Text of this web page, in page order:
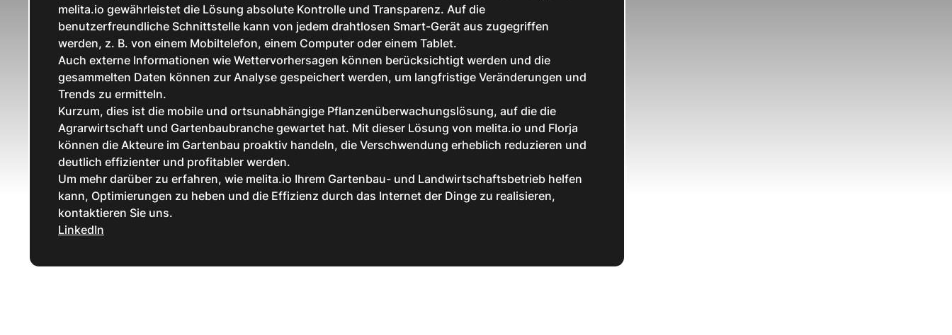
melita.io gewährleistet die Lösung absolute Kontrolle und Transparenz. Auf die
benutzerfreundliche Schnittstelle kann von jedem drahtlosen Smart-Gerät aus zugegriffen
werden, z. B. von einem Mobiltelefon, einem Computer oder einem Tablet.
Auch externe Informationen wie Wettervorhersagen können berücksichtigt werden und die
gesammelten Daten können zur Analyse gespeichert werden, um langfristige Veränderungen und
Trends zu ermitteln.
Kurzum, dies ist die mobile und ortsunabhängige Pflanzenüberwachungslösung, auf die die
Agrarwirtschaft und Gartenbaubranche gewartet hat. Mit dieser Lösung von melita.io und Florja
können die Akteure im Gartenbau proaktiv handeln, die Verschwendung erheblich reduzieren und
deutlich effizienter und profitabler werden.
Um mehr darüber zu erfahren, wie melita.io Ihrem Gartenbau- und Landwirtschaftsbetrieb helfen
kann, Optimierungen zu heben und die Effizienz durch das Internet der Dinge zu realisieren,
kontaktieren Sie uns.
LinkedIn